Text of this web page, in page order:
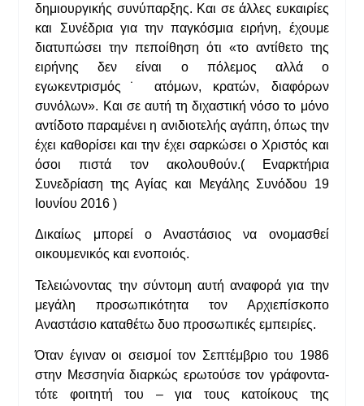
δημιουργικής συνύπαρξης. Και σε άλλες ευκαιρίες
και Συνέδρια για την παγκόσμια ειρήνη, έχουμε
διατυπώσει την πεποίθηση ότι «το αντίθετο της
ειρήνης δεν είναι ο πόλεμος αλλά ο
εγωκεντρισμός˙ ατόμων, κρατών, διαφόρων
συνόλων». Και σε αυτή τη διχαστική νόσο το μόνο
αντίδοτο παραμένει η ανιδιοτελής αγάπη, όπως την
έχει καθορίσει και την έχει σαρκώσει ο Χριστός και
όσοι πιστά τον ακολουθούν.( Εναρκτήρια
Συνεδρίαση της Αγίας και Μεγάλης Συνόδου 19
Ιουνίου 2016 )
Δικαίως μπορεί ο Αναστάσιος να ονομασθεί
οικουμενικός και ενοποιός.
Τελειώνοντας την σύντομη αυτή αναφορά για την
μεγάλη προσωπικότητα τον Αρχιεπίσκοπο
Αναστάσιο καταθέτω δυο προσωπικές εμπειρίες.
Όταν έγιναν οι σεισμοί τον Σεπτέμβριο του 1986
στην Μεσσηνία διαρκώς ερωτούσε τον γράφοντα-
τότε φοιτητή του – για τους κατοίκους της